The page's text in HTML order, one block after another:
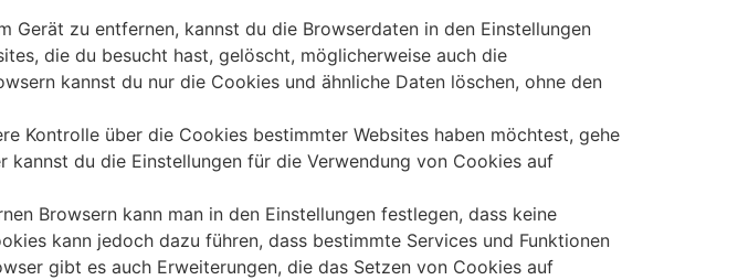
Gerät zu entfernen, kannst du die Browserdaten in den Einstellungen
die du besucht hast, gelöscht, möglicherweise auch die
kannst du nur die Cookies und ähnliche Daten löschen, ohne den
Kontrolle über die Cookies bestimmter Websites haben möchtest, gehe
du die Einstellungen für die Verwendung von Cookies auf
Browsern kann man in den Einstellungen festlegen, dass keine
kann jedoch dazu führen, dass bestimmte Services und Funktionen
gibt es auch Erweiterungen, die das Setzen von Cookies auf